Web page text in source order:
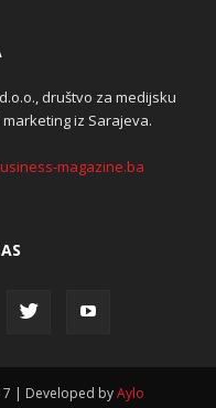
društvo za medijsku
iz Sarajeva.
magazine.ba
| Developed byAylo